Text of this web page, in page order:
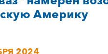
Америку
2024